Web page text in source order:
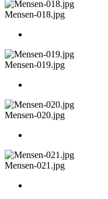
Mensen-018.jpg
Mensen-019.jpg
Mensen-020.jpg
Mensen-021.jpg